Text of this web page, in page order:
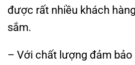
được rất nhiều khách
sắm.
– Với chất lượng đảm bảo